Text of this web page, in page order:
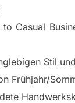
Casual
Stil
Frühjahr/